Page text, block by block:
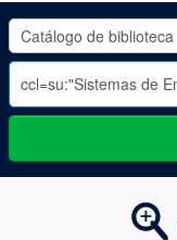
OLADE
-